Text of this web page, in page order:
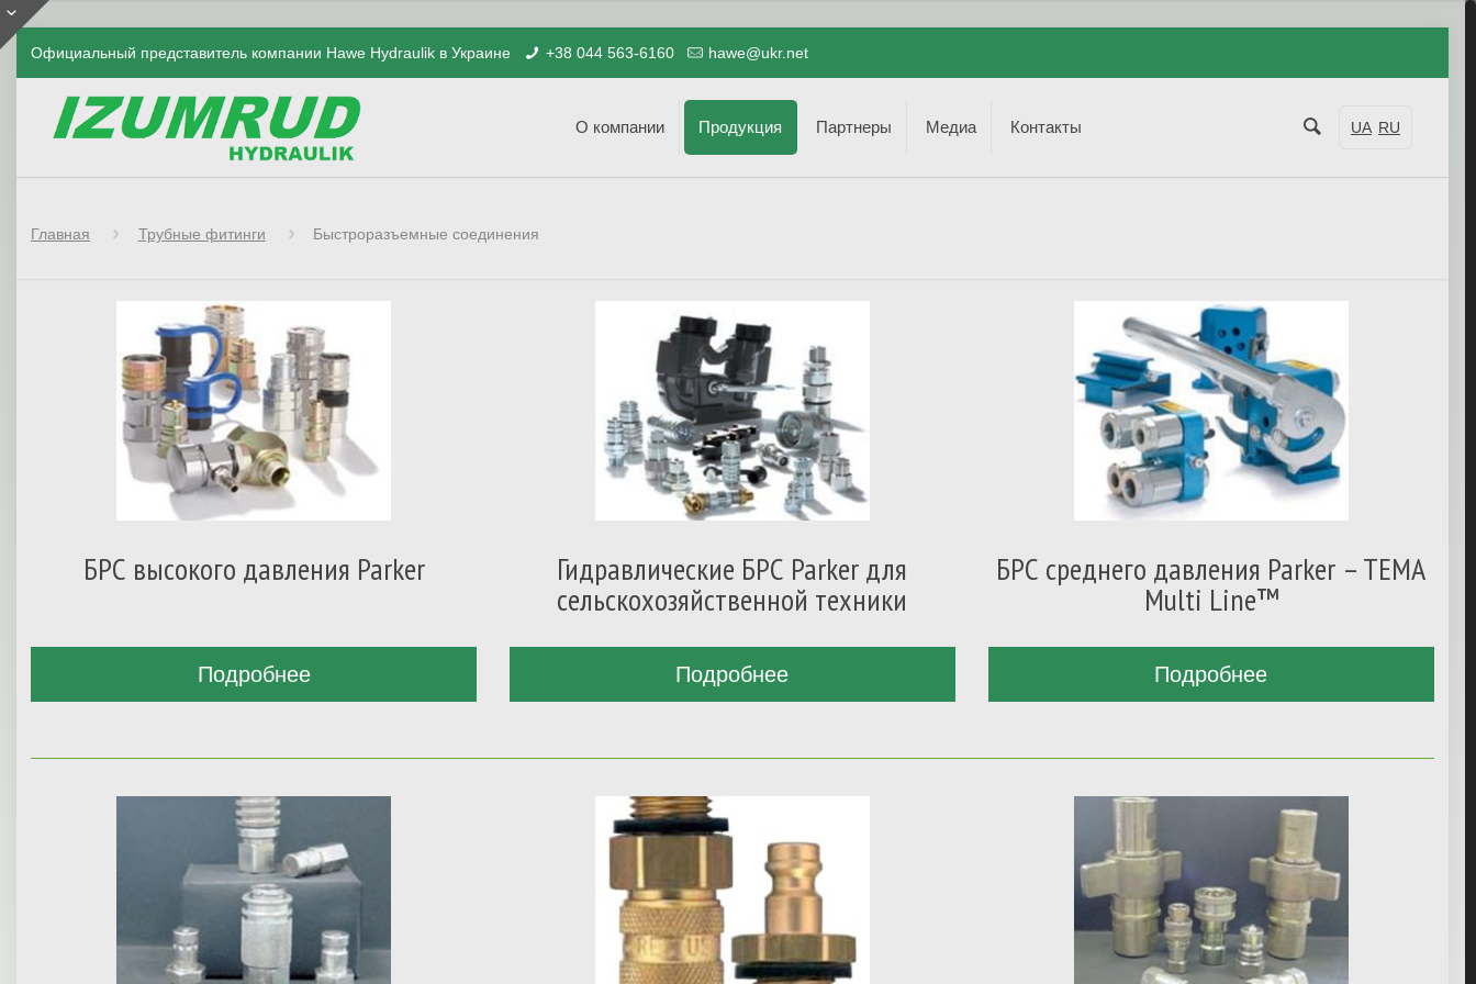
Официальный представитель компании Hawe Hydraulik в Украине +38 044 563-6160 hawe@ukr.net
О компании Продукция Партнеры Медиа Контакты UA RU
Главная Трубные фитинги Быстроразъемные соединения
БРС высокого давления Parker
Подробнее
Гидравлические БРС Parker для
сельскохозяйственной техники
Подробнее
БРС cреднего давления Parker – TEMA
Multi Line™
Подробнее